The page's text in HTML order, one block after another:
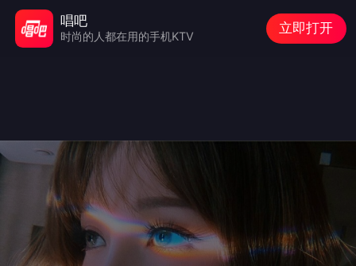
唱吧
时尚的人都在用的手机KTV
立即打开